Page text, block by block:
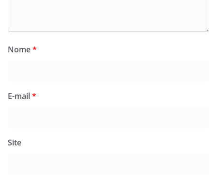
Nome*
E-mail*
Site